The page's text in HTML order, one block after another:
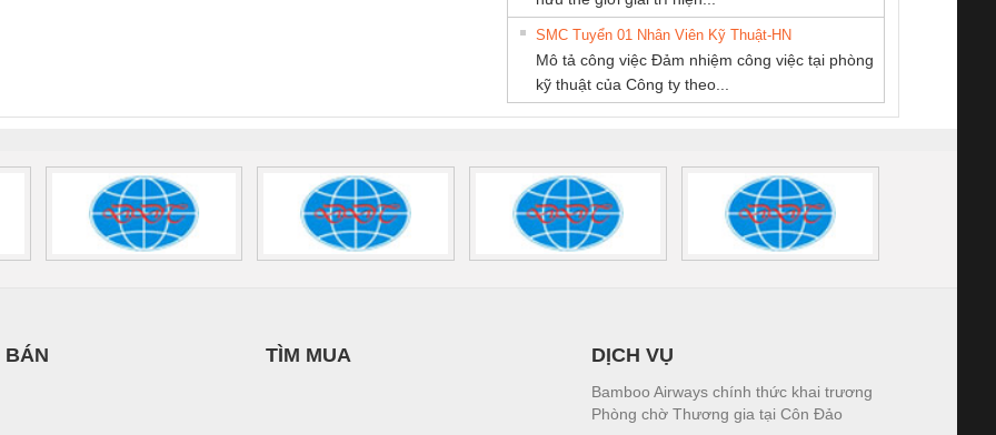
tấm pin
TRANSCLINIC 16I+
1K5 H (2502520000)
điện TRANSCLINIC
BKE 1K5.4
(7791400879)2. Giá
trơn Đà Nẵng
Quốc Thịnh
SUPPLY
SMC Tuyển 01 Nhân Viên Kỹ Thuật-HN
Mô tả công việc Đảm nhiệm công việc tại phòng
kỹ thuật của Công ty theo...
BÁN TÌM MUA DỊCH VỤ
Bamboo Airways chính thức khai trương
Phòng chờ Thương gia tại Côn Đảo